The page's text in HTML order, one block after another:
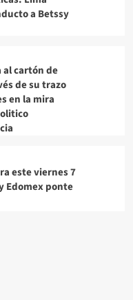
a Betssy
al cartón de
de su trazo
en la mira
este viernes 7
Edomex ponte